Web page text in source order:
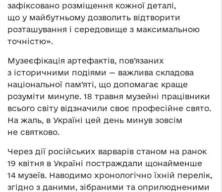
зафіксовано розміщення кожної деталі,
що у майбутньому дозволить відтворити
розташування і середовище з максимальною
точністю».
Музеєфікація артефактів, пов’язаних
з історичними подіями — важлива складова
національної пам’яті, що допомагає краще
розуміти минуле. 18 травня музейні працівники
всього світу відзначили своє професійне свято.
На жаль, в Україні цей день минув зовсім
не святково.
Через дії російських варварів станом на ранок
19 квітня в Україні постраждали щонайменше
14 музеїв. Наводимо хронологічно їхній перелік,
згідно з даними, зібраними та оприлюдненими